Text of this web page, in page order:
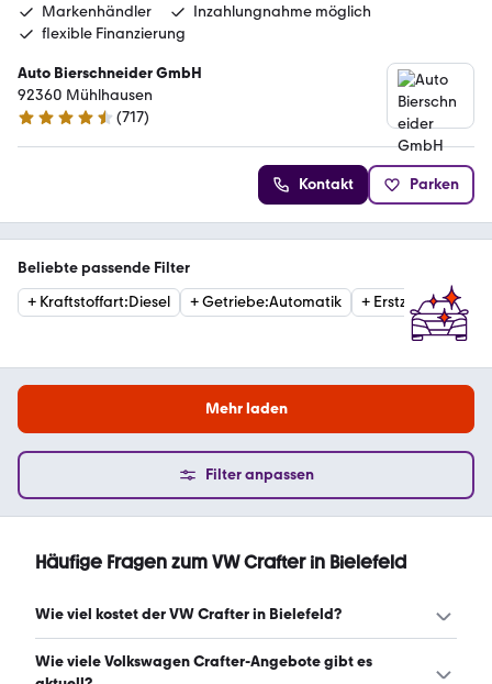
Markenhändler
Inzahlungnahme möglich
flexible Finanzierung
Auto Bierschneider GmbH
92360 Mühlhausen
4.5 Sterne
(717)
Kontakt Parken
Beliebte passende Filter
+ Kraftstoffart:Diesel +Getriebe:Automatik + Erstzulassung
Mehr laden
Filter anpassen
Häufige Fragen zum VW Crafter in Bielefeld
Wie viel kostet der VW Crafter in Bielefeld?
Ein guter Preis für einen VW Crafter in Bielefeld liegt
zwischen 18.189 € und 39.490 €. Leasingangebote
Wie viele Volkswagen Crafter-Angebote gibt es